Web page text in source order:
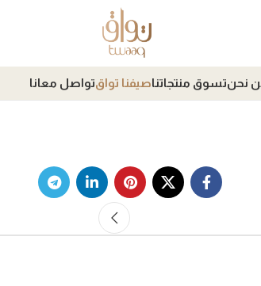
نحنتسوق منتجاتناصيفنا تواقتواصل معانا